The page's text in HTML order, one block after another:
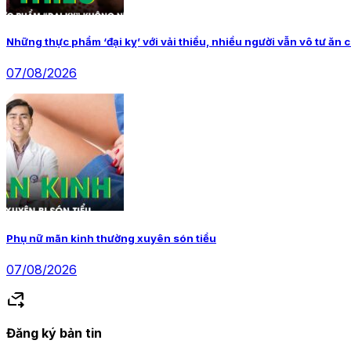
Những thực phẩm ‘đại kỵ’ với vải thiều, nhiều người vẫn vô tư ăn
07/08/2026
Phụ nữ mãn kinh thường xuyên són tiểu
07/08/2026
forward_to_inbox
Đăng ký bản tin